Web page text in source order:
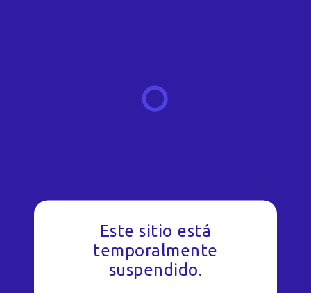
Este sitio está
temporalmente
suspendido.